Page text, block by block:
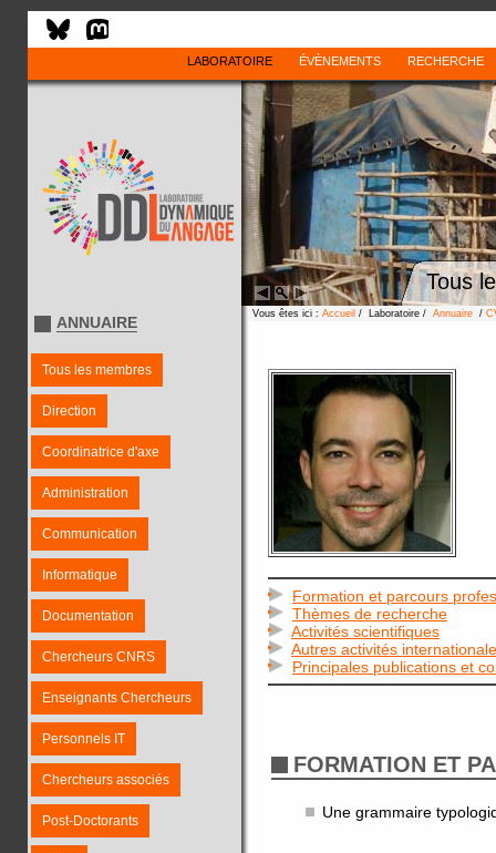
LABORATOIRE ÉVÈNEMENTS RECHERCHE
Tous
ANNUAIRE
Tous les membres
Direction
Coordinatrice d'axe
Administration
Communication
Informatique
Documentation
Chercheurs CNRS
Enseignants Chercheurs
Personnels IT
Chercheurs associés
Post-Doctorants
Vous êtes ici : Accueil / Laboratoire / Annuaire /
Formation et parcours
Thèmes de recherche
Activités scientifiques
Autres activités
Principales publications et
FORMATION ET
Une grammaire